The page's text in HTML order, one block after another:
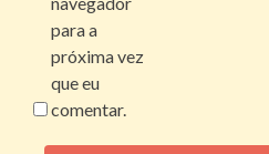
para a
próxima vez
que eu
comentar.